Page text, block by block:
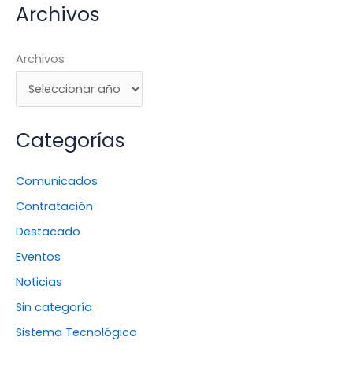
Archivos
Archivos
Categorías
Comunicados
Contratación
Destacado
Eventos
Noticias
Sin categoría
Sistema Tecnológico